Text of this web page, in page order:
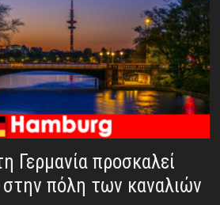
Γερμανία προσκαλεί
στην πόλη των καναλιών